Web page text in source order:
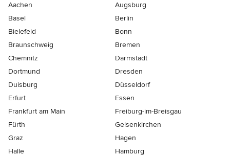
Aachen
Augsburg
Basel
Berlin
Bielefeld
Bonn
Braunschweig
Bremen
Chemnitz
Darmstadt
Dortmund
Dresden
Duisburg
Düsseldorf
Erfurt
Essen
Frankfurt am Main
Freiburg-im-Breisgau
Fürth
Gelsenkirchen
Graz
Hagen
Halle
Hamburg